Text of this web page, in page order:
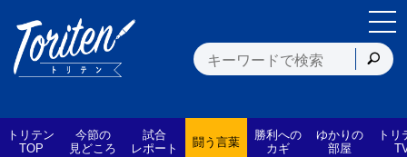
トリテン
TOP
今節の
見どころ
試合
レポート 闘う言葉 勝利への
カギ
ゆかりの
部屋
トリ